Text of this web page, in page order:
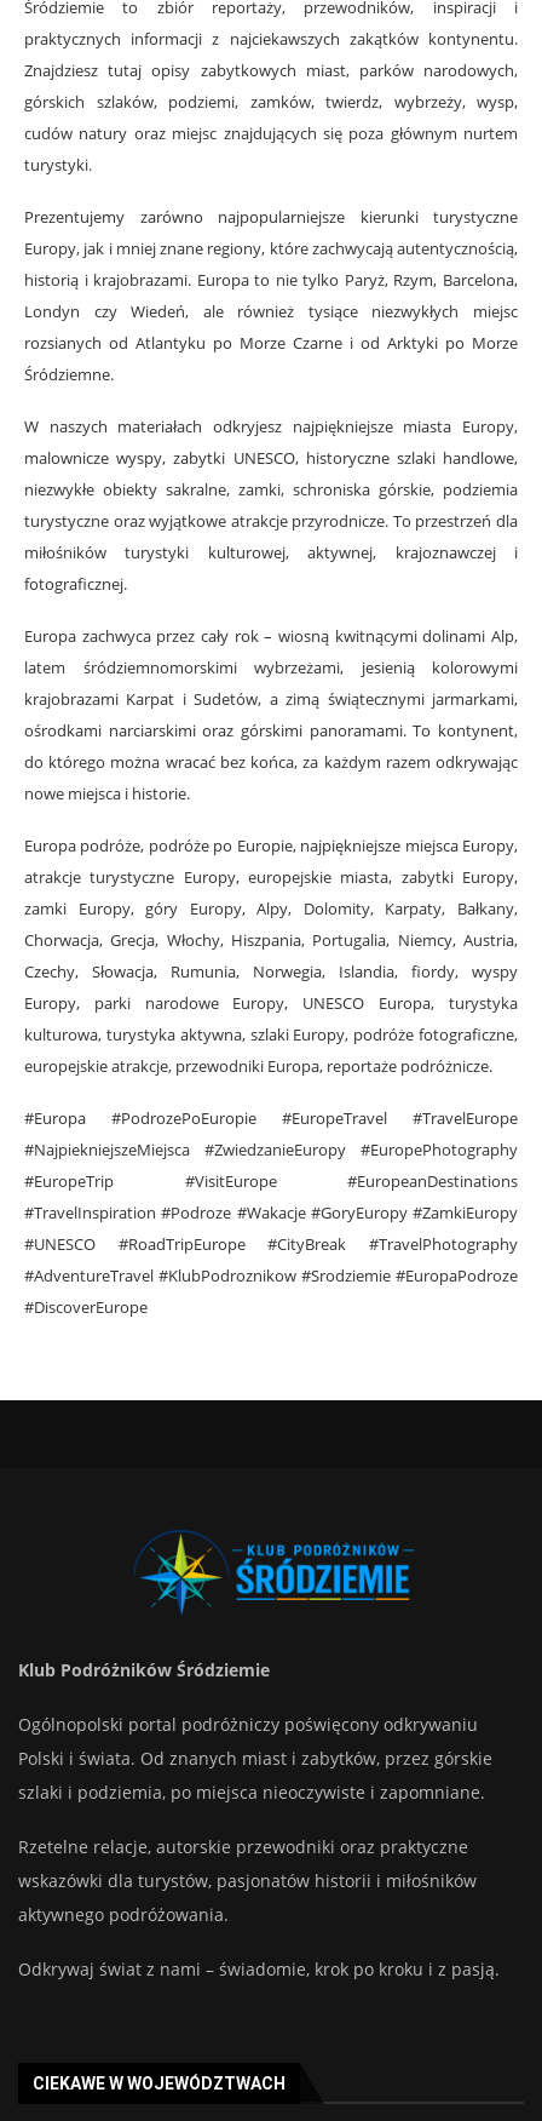
Śródziemie to zbiór reportaży, przewodników, inspiracji i
praktycznych informacji z najciekawszych zakątków kontynentu.
Znajdziesz tutaj opisy zabytkowych miast, parków narodowych,
górskich szlaków, podziemi, zamków, twierdz, wybrzeży, wysp,
cudów natury oraz miejsc znajdujących się poza głównym nurtem
turystyki.
Prezentujemy zarówno najpopularniejsze kierunki turystyczne
Europy, jak i mniej znane regiony, które zachwycają autentycznością,
historią i krajobrazami. Europa to nie tylko Paryż, Rzym, Barcelona,
Londyn czy Wiedeń, ale również tysiące niezwykłych miejsc
rozsianych od Atlantyku po Morze Czarne i od Arktyki po Morze
Śródziemne.
W naszych materiałach odkryjesz najpiękniejsze miasta Europy,
malownicze wyspy, zabytki UNESCO, historyczne szlaki handlowe,
niezwykłe obiekty sakralne, zamki, schroniska górskie, podziemia
turystyczne oraz wyjątkowe atrakcje przyrodnicze. To przestrzeń dla
miłośników turystyki kulturowej, aktywnej, krajoznawczej i
fotograficznej.
Europa zachwyca przez cały rok – wiosną kwitnącymi dolinami Alp,
latem śródziemnomorskimi wybrzeżami, jesienią kolorowymi
krajobrazami Karpat i Sudetów, a zimą świątecznymi jarmarkami,
ośrodkami narciarskimi oraz górskimi panoramami. To kontynent,
do którego można wracać bez końca, za każdym razem odkrywając
nowe miejsca i historie.
Europa podróże, podróże po Europie, najpiękniejsze miejsca Europy,
atrakcje turystyczne Europy, europejskie miasta, zabytki Europy,
zamki Europy, góry Europy, Alpy, Dolomity, Karpaty, Bałkany,
Chorwacja, Grecja, Włochy, Hiszpania, Portugalia, Niemcy, Austria,
Czechy, Słowacja, Rumunia, Norwegia, Islandia, fiordy, wyspy
Europy, parki narodowe Europy, UNESCO Europa, turystyka
kulturowa, turystyka aktywna, szlaki Europy, podróże fotograficzne,
europejskie atrakcje, przewodniki Europa, reportaże podróżnicze.
#Europa #PodrozePoEuropie #EuropeTravel #TravelEurope
#NajpiekniejszeMiejsca #ZwiedzanieEuropy #EuropePhotography
#EuropeTrip #VisitEurope #EuropeanDestinations
#TravelInspiration #Podroze #Wakacje #GoryEuropy #ZamkiEuropy
#UNESCO #RoadTripEurope #CityBreak #TravelPhotography
#AdventureTravel #KlubPodroznikow #Srodziemie #EuropaPodroze
#DiscoverEurope
Klub Podróżników Śródziemie
Ogólnopolski portal podróżniczy poświęcony odkrywaniu
Polski i świata. Od znanych miast i zabytków, przez górskie
szlaki i podziemia, po miejsca nieoczywiste i zapomniane.
Rzetelne relacje, autorskie przewodniki oraz praktyczne
wskazówki dla turystów, pasjonatów historii i miłośników
aktywnego podróżowania.
Odkrywaj świat z nami – świadomie, krok po kroku i z pasją.
CIEKAWE W WOJEWÓDZTWACH